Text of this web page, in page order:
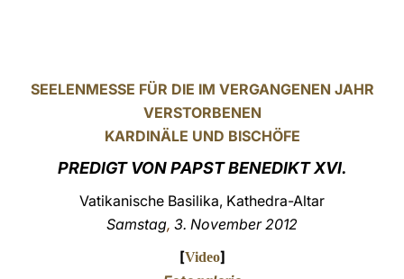
SEELENMESSE FÜR DIE IM VERGANGENEN JAHR
VERSTORBENEN
KARDINÄLE UND BISCHÖFE
PREDIGT VON PAPST BENEDIKT XVI.
Vatikanische Basilika, Kathedra-Altar
Samstag, 3. November 2012
[Video]